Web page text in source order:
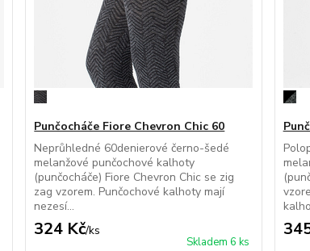
Punčocháče Fiore Chevron Chic 60
Neprůhledné 60denierové černo-šedé
melanžové punčochové kalhoty
(punčocháče) Fiore Chevron Chic se zig
zag vzorem. Punčochové kalhoty mají
nezesí...
324 Kč/ks
Skladem 6 ks